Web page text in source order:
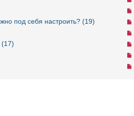
под себя настроить? (19)